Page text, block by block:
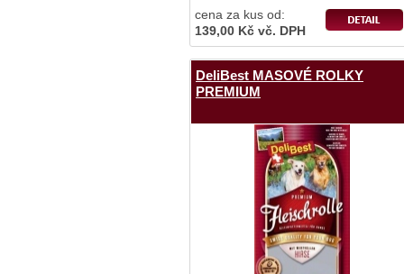
cena za kus od:
139,00 Kč vč. DPH
DeliBest MASOVÉ ROLKY
PREMIUM